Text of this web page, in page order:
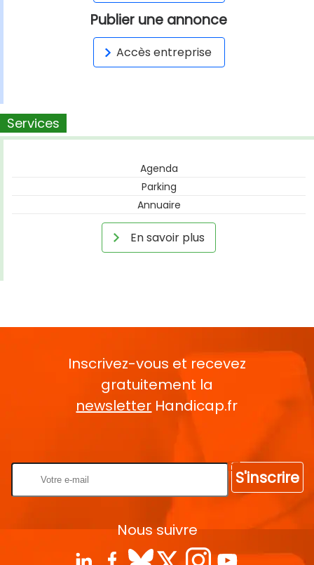
Publier une annonce
Accès entreprise
Services
Agenda
Parking
Annuaire
En savoir plus
Inscrivez-vous et recevez
gratuitement la
newsletter Handicap.fr
S'inscrire
Nous suivre